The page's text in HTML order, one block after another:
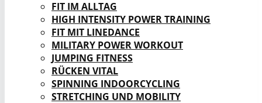
FIT IM ALLTAG
HIGH INTENSITY POWER TRAINING
FIT MIT LINEDANCE
MILITARY POWER WORKOUT
JUMPING FITNESS
RÜCKEN VITAL
SPINNING INDOORCYCLING
STRETCHING UND MOBILITY